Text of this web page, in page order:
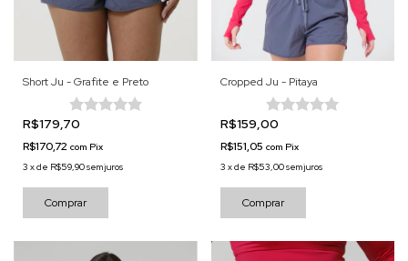
Short Ju - Grafite e Preto
R$179,70
R$170,72 com Pix
3 xde R$59,90sem juros
Comprar
Cropped Ju - Pitaya
R$159,00
R$151,05 com Pix
3 xde R$53,00sem juros
Comprar